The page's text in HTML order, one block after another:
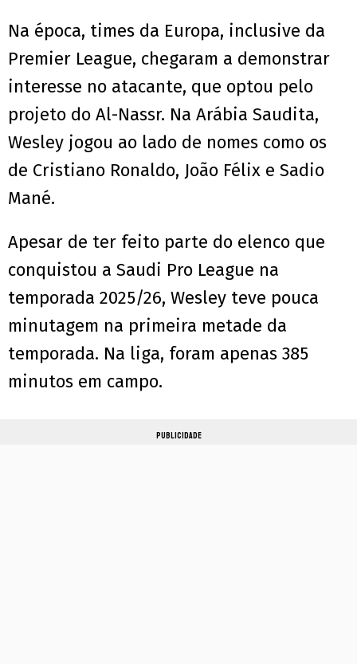
Na época, times da Europa, inclusive da
Premier League, chegaram a demonstrar
interesse no atacante, que optou pelo
projeto do Al-Nassr. Na Arábia Saudita,
Wesley jogou ao lado de nomes como os
de Cristiano Ronaldo, João Félix e Sadio
Mané.
Apesar de ter feito parte do elenco que
conquistou a Saudi Pro League na
temporada 2025/26, Wesley teve pouca
minutagem na primeira metade da
temporada. Na liga, foram apenas 385
minutos em campo.
PUBLICIDADE